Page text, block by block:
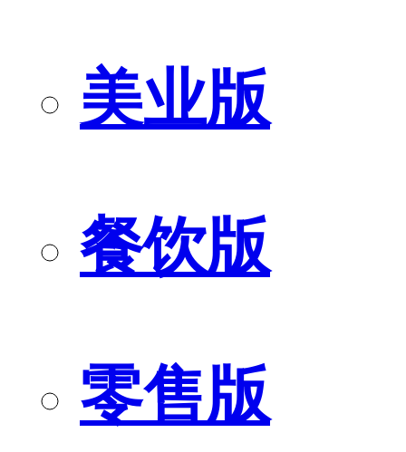
美业版
餐饮版
零售版